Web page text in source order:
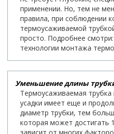
применении. Но, тем не
правила, при соблюдении
термоусаживаемой
просто. Подробнее
технологии монтажа
Уменьшение длины
Термоусаживаемая
усадки имеет еще и
диаметр трубки, тем
которая может достигать